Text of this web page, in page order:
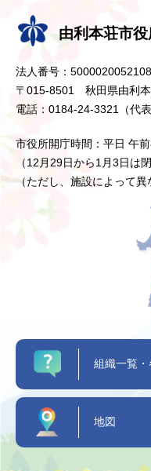
由利本荘市役
法人番号：5000020052108
〒015-8501 秋田県由利
電話：0184-24-3321（代表
市役所開庁時間：平日 午
（12月29日から1月3日は閉
（ただし、施設によって異
組織一覧
地図